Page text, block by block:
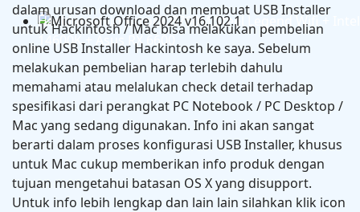
Hackintosh in Asrock B760M Steel Legend Wifi +
14600K + Asus RX 6600
dalam urusan download dan membuat USB Installer
untuk Hackintosh / Mac bisa melakukan pembelian
online USB Installer Hackintosh ke saya. Sebelum
melakukan pembelian harap terlebih dahulu
memahami atau melalukan check detail terhadap
spesifikasi dari perangkat PC Notebook / PC Desktop /
Mac yang sedang digunakan. Info ini akan sangat
berarti dalam proses konfigurasi USB Installer, khusus
untuk Mac cukup memberikan info produk dengan
tujuan mengetahui batasan OS X yang disupport.
Untuk info lebih lengkap dan lain lain silahkan klik icon